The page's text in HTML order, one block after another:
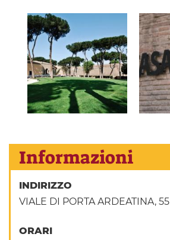
Informazioni
INDIRIZZO
VIALE DI PORTA ARDEATINA, 55
ORARI